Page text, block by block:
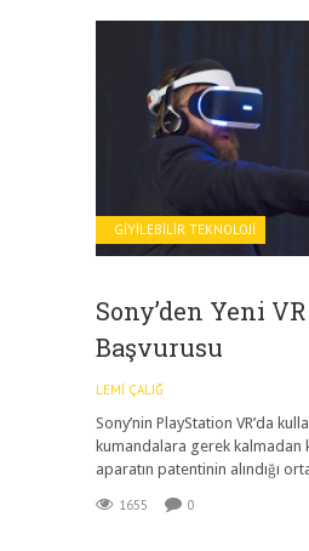
GIYILEBILIR TEKNOLOJI
Sony’den Yeni
Başvurusu
LEMI ÇALIĞ
Sony’nin PlayStation VR’da
kumandalara gerek kalmadan
aparatın patentinin alındığı
1655 0